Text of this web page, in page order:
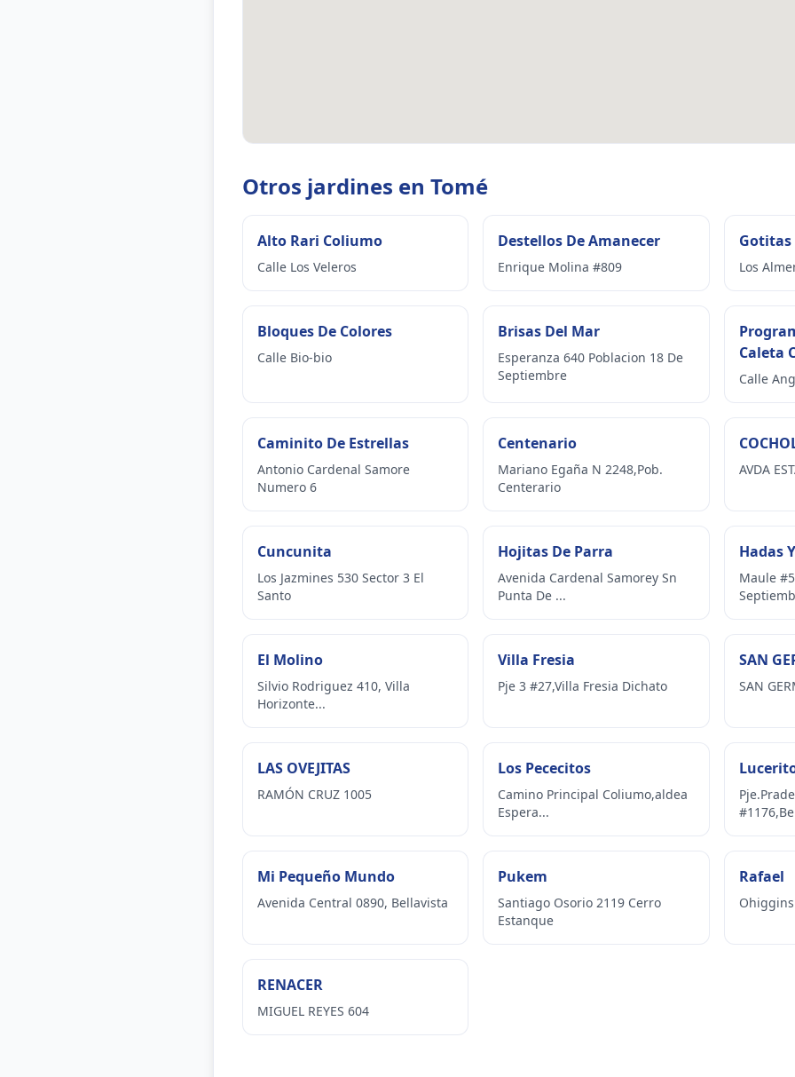
Otros jardines en Tomé
Alto Rari Coliumo
Calle Los Veleros
Destellos De Amanecer
Enrique Molina #809
Gotitas
Los
Bloques De Colores
Calle Bio-bio
Brisas Del Mar
Esperanza 640 Poblacion 18 De
Septiembre
Caleta
Calle
Caminito De Estrellas
Antonio Cardenal Samore
Numero 6
Centenario
Mariano Egaña N 2248,Pob.
Centerario
AVDA
Cuncunita
Los Jazmines 530 Sector 3 El
Santo
Hojitas De Parra
Avenida Cardenal Samorey Sn
Punta De ...
Hadas
Maule
El Molino
Silvio Rodriguez 410, Villa
Horizonte...
Villa Fresia
Pje 3 #27,Villa Fresia Dichato
SAN
SAN
LAS OVEJITAS
RAMÓN CRUZ 1005
Los Pececitos
Camino Principal Coliumo,aldea
Espera...
Mi Pequeño Mundo
Avenida Central 0890, Bellavista
Pukem
Santiago Osorio 2119 Cerro
Estanque
Rafael
RENACER
MIGUEL REYES 604